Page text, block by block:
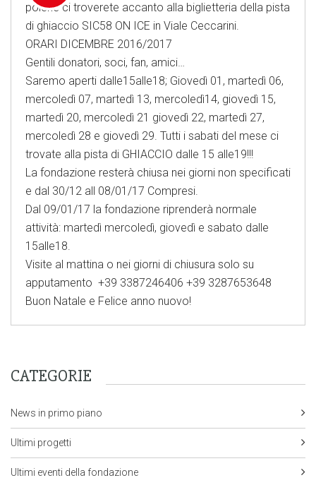
poichè ci troverete accanto alla biglietteria della pista
di ghiaccio SIC58 ON ICE in Viale Ceccarini.
ORARI DICEMBRE 2016/2017
Gentili donatori, soci, fan, amici…
Saremo aperti dalle15alle18; Giovedì 01, martedì 06,
mercoledì 07, martedì 13, mercoledì14, giovedì 15,
martedì 20, mercoledì 21 giovedì 22, martedì 27,
mercoledì 28 e giovedì 29. Tutti i sabati del mese ci
trovate alla pista di GHIACCIO dalle 15 alle19!!!
La fondazione resterà chiusa nei giorni non specificati
e dal 30/12 all 08/01/17 Compresi.
Dal 09/01/17 la fondazione riprenderà normale
attività: martedì mercoledì, giovedì e sabato dalle
15alle18.
Visite al mattina o nei giorni di chiusura solo su
apputamento +39 3387246406 +39 3287653648
Buon Natale e Felice anno nuovo!
CATEGORIE
News in primo piano
Ultimi progetti
Ultimi eventi della fondazione